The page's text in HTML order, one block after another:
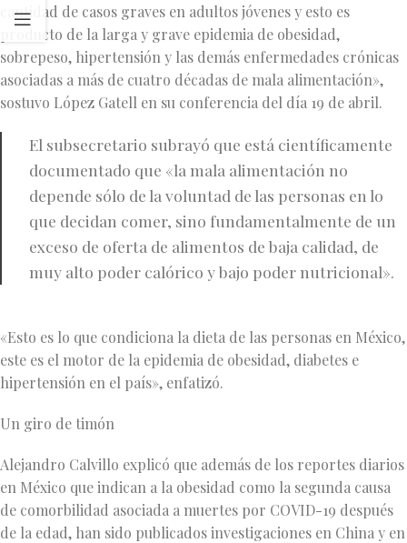
cantidad de casos graves en adultos jóvenes y esto es
producto de la larga y grave epidemia de obesidad,
sobrepeso, hipertensión y las demás enfermedades crónicas
asociadas a más de cuatro décadas de mala alimentación»,
sostuvo López Gatell en su conferencia del día 19 de abril.
El subsecretario subrayó que está científicamente
documentado que «la mala alimentación no
depende sólo de la voluntad de las personas en lo
que decidan comer, sino fundamentalmente de un
exceso de oferta de alimentos de baja calidad, de
muy alto poder calórico y bajo poder nutricional».
«Esto es lo que condiciona la dieta de las personas en México,
este es el motor de la epidemia de obesidad, diabetes e
hipertensión en el país», enfatizó.
Un giro de timón
Alejandro Calvillo explicó que además de los reportes diarios
en México que indican a la obesidad como la segunda causa
de comorbilidad asociada a muertes por COVID-19 después
de la edad, han sido publicados investigaciones en China y en